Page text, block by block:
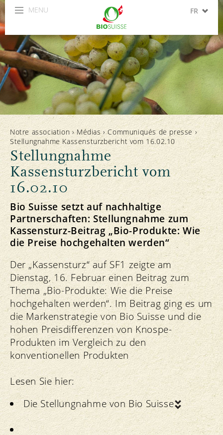
MENU FR
IT
Notre association › Médias›Communiqués de presse ›
Stellungnahme Kassensturzbericht vom 16.02.10
Stellungnahme
Kassensturzbericht vom
16.02.10
Bio Suisse setzt auf nachhaltige
Partnerschaften: Stellungnahme zum
Kassensturz-Beitrag „Bio-Produkte: Wie
die Preise hochgehalten werden“
Der „Kassensturz“ auf SF1 zeigte am
Dienstag, 16. Februar einen Beitrag zum
Thema „Bio-Produkte: Wie die Preise
hochgehalten werden“. Im Beitrag ging es um
die Markenstrategie von Bio Suisse und die
hohen Preisdifferenzen von Knospe-
Produkten im Vergleich zu den
konventionellen Produkten
Lesen Sie hier:
Die Stellungnahme von Bio Suisse